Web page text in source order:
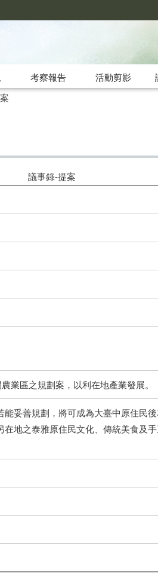
考察報告 活動剪影
議事錄-提案
業區之規劃案，以利在地產業發展。
妥善規劃，將可成為大臺中原住民後
地之泰雅原住民文化、傳統美食及